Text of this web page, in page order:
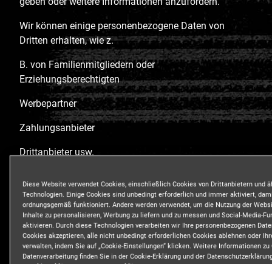
Wir können einige personenbezogene Daten von
Dritten erhalten, wie z.
B. von Familienmitgliedern oder
Erziehungsberechtigten
Werbepartner
Zahlungsanbieter
Drittanbieter usw.
Daten von Kindern unter 13 Jahren zu
Marketingzwecken ohne die Zustimmung der Eltern,
wie dies gesetzlich vorgeschrieben ist.
Welche personenbezogenen Daten wir
sammeln
Diese Website verwendet Cookies, einschließlich Cookies von Drittanbietern und
Technologien. Einige Cookies sind unbedingt erforderlich und immer aktiviert,
ordnungsgemäß funktioniert. Andere werden verwendet, um die Nutzung der
Inhalte zu personalisieren, Werbung zu liefern und zu messen und Social-Media-
aktivieren. Durch diese Technologien verarbeiten wir Ihre personenbezogenen
Cookies akzeptieren, alle nicht unbedingt erforderlichen Cookies ablehnen oder
verwalten, indem Sie auf „Cookie-Einstellungen“ klicken. Weitere Informationen zu
Datenverarbeitung finden Sie in der Cookie-Erklärung und der